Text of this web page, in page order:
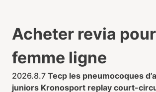
Acheter revia pour
femme ligne
2026.8.7 Tecp les pneumocoques
juniors Kronosport replay court-